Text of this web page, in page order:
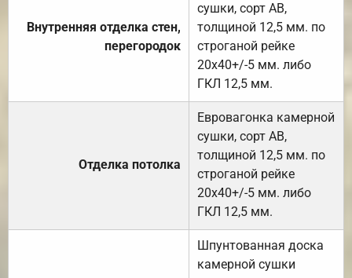
Внутренняя отделка стен,
перегородок
сушки, сорт АВ,
толщиной 12,5 мм. по
строганой рейке
20х40+/-5 мм. либо
ГКЛ 12,5 мм.
Отделка потолка
Евровагонка камерной
сушки, сорт АВ,
толщиной 12,5 мм. по
строганой рейке
20х40+/-5 мм. либо
ГКЛ 12,5 мм.
Шпунтованная доска
камерной сушки